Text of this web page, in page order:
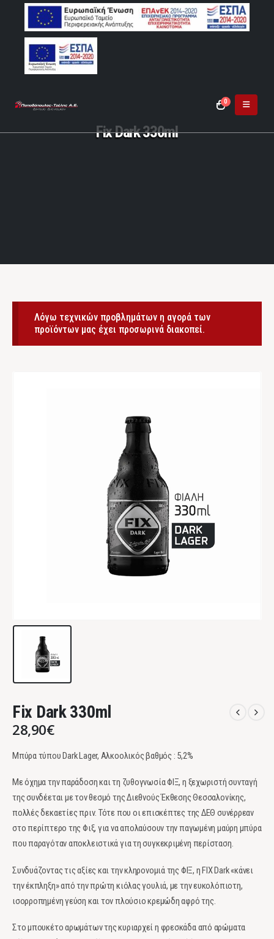
0
Fix Dark 330ml
Λόγω τεχνικών προβλημάτων η αγορά των
προϊόντων μας έχει προσωρινά διακοπεί.
Fix Dark 330ml
28,90€
Μπύρα τύπου Dark Lager, Αλκοολικός βαθμός : 5,2%
Με όχημα την παράδοση και τη ζυθογνωσία ΦΙΞ, η ξεχωριστή συνταγή
της συνδέεται με τον θεσμό της Διεθνούς Έκθεσης Θεσσαλονίκης,
πολλές δεκαετίες πριν. Τότε που οι επισκέπτες της ΔΕΘ συνέρρεαν
στο περίπτερο της Φιξ, για να απολαύσουν την παγωμένη μαύρη μπύρα
που παραγόταν αποκλειστικά για τη συγκεκριμένη περίσταση.
Συνδυάζοντας τις αξίες και την κληρονομιά της ΦΙΞ, η FIX Dark «κάνει
την έκπληξη» από την πρώτη κιόλας γουλιά, με την ευκολόπιοτη,
ισορροπημένη γεύση και τον πλούσιο κρεμώδη αφρό της.
Στο μπουκέτο αρωμάτων της κυριαρχεί η φρεσκάδα από αρώματα